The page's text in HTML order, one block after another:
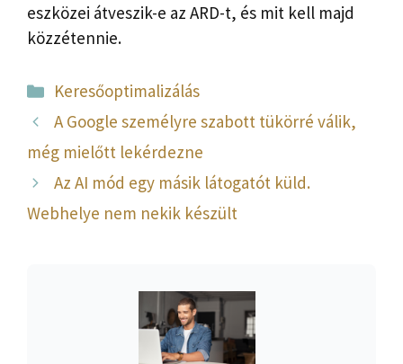
eszközei átveszik-e az ARD-t, és mit kell majd
közzétennie.
Kategória
Keresőoptimalizálás
A Google személyre szabott tükörré válik,
még mielőtt lekérdezne
Az AI mód egy másik látogatót küld.
Webhelye nem nekik készült